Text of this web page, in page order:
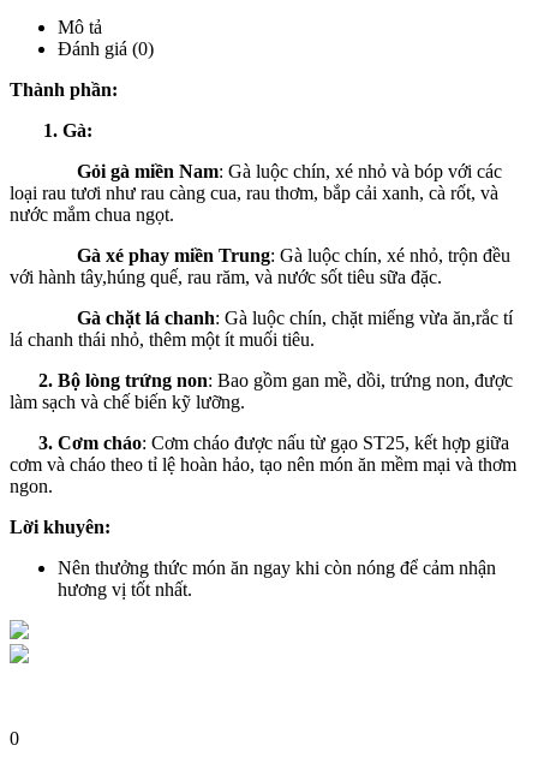
Mô tả
Đánh giá (0)
Thành phần:
1. Gà:
Gỏi gà miền Nam: Gà luộc chín, xé nhỏ và bóp với các
loại rau tươi như rau càng cua, rau thơm, bắp cải xanh, cà rốt, và
nước mắm chua ngọt.
Gà xé phay miền Trung: Gà luộc chín, xé nhỏ, trộn đều
với hành tây,húng quế, rau răm, và nước sốt tiêu sữa đặc.
Gà chặt lá chanh: Gà luộc chín, chặt miếng vừa ăn,rắc tí
lá chanh thái nhỏ, thêm một ít muối tiêu.
2. Bộ lòng trứng non: Bao gồm gan mề, dồi, trứng non, được
làm sạch và chế biến kỹ lưỡng.
3. Cơm cháo: Cơm cháo được nấu từ gạo ST25, kết hợp giữa
cơm và cháo theo tỉ lệ hoàn hảo, tạo nên món ăn mềm mại và thơm
ngon.
Lời khuyên:
Nên thưởng thức món ăn ngay khi còn nóng để cảm nhận
hương vị tốt nhất.
0